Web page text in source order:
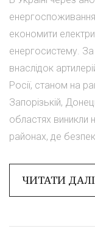
економити
енергосистему.
внаслідок
Росії, станом на
Запорізькій,
областях виникли
районах, де
ЧИТАТИ ДАЛІ